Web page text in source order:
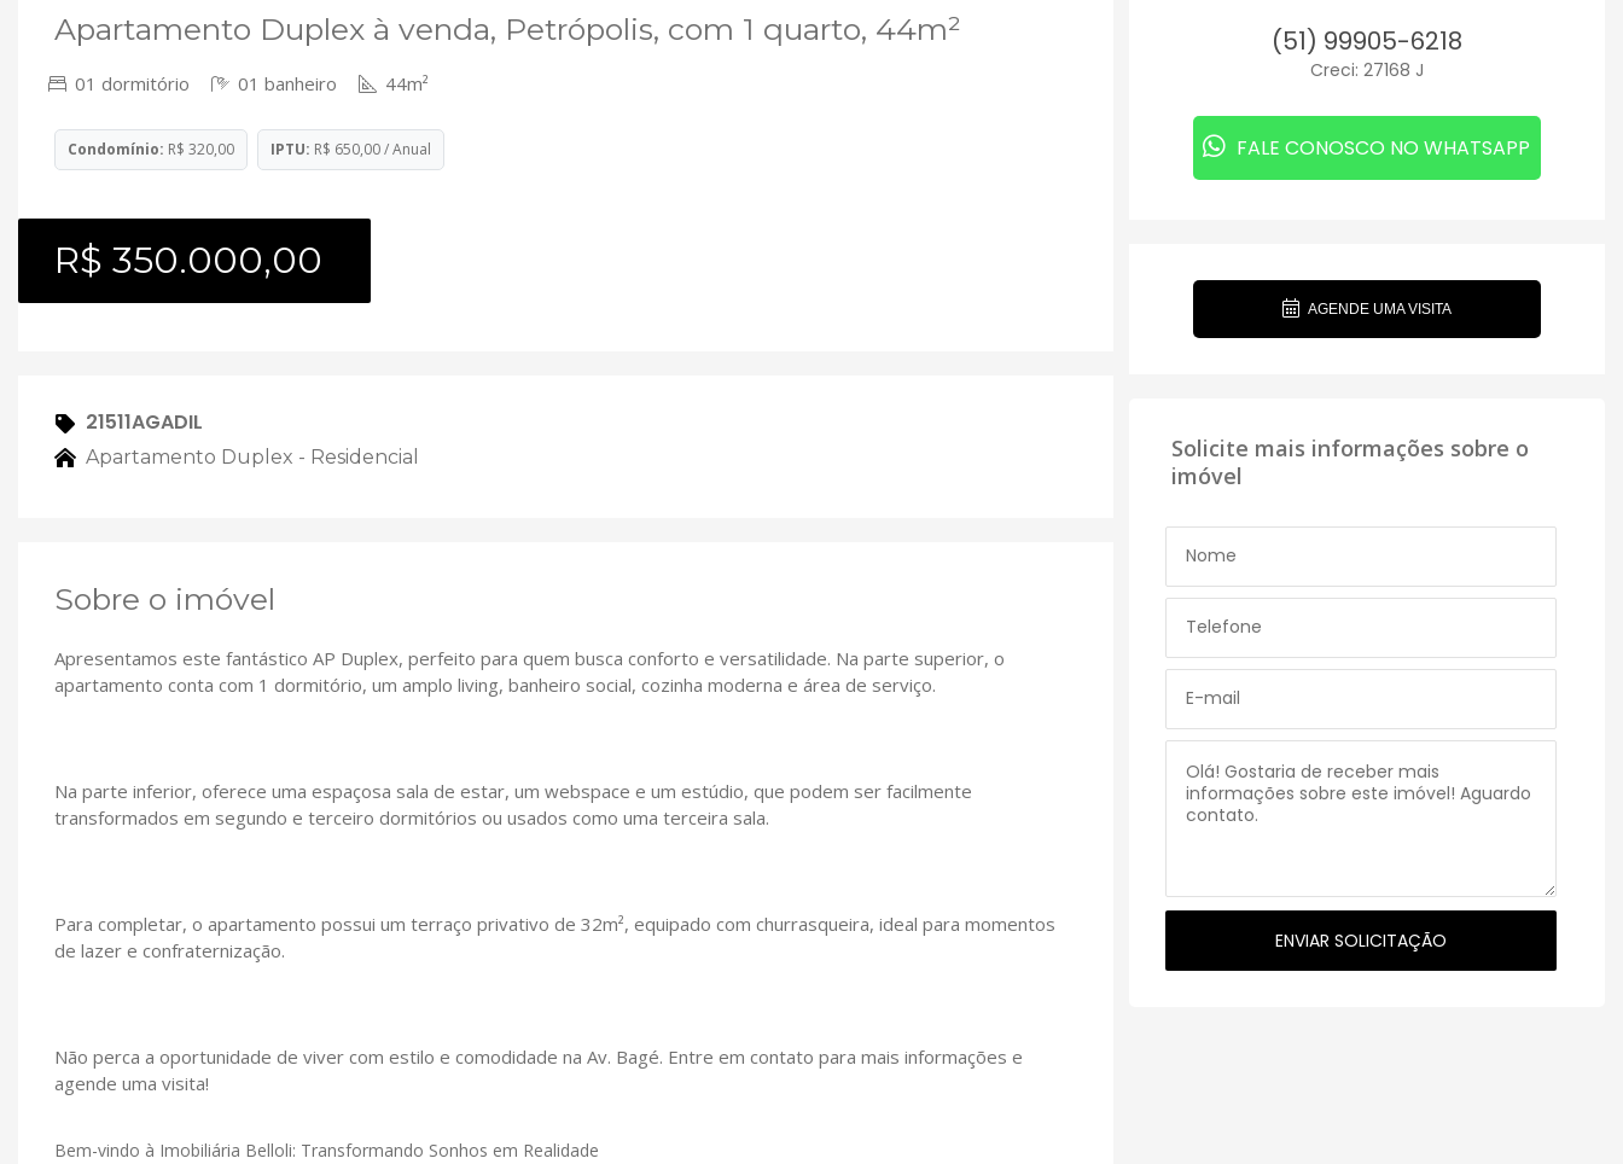
Apartamento Duplex à venda, Petrópolis, com 1 quarto, 44m²
01 dormitório 01 banheiro 44m²
Condomínio: R$ 320,00 IPTU: R$ 650,00 / Anual
R$ 350.000,00
21511AGADIL
Apartamento Duplex - Residencial
Sobre o imóvel
Apresentamos este fantástico AP Duplex, perfeito para quem busca conforto e versatilidade. Na parte superior, o
apartamento conta com 1 dormitório, um amplo living, banheiro social, cozinha moderna e área de serviço.
Na parte inferior, oferece uma espaçosa sala de estar, um webspace e um estúdio, que podem ser facilmente
transformados em segundo e terceiro dormitórios ou usados como uma terceira sala.
Para completar, o apartamento possui um terraço privativo de 32m², equipado com churrasqueira, ideal para momentos
de lazer e confraternização.
Não perca a oportunidade de viver com estilo e comodidade na Av. Bagé. Entre em contato para mais informações e
agende uma visita!
Bem-vindo à Imobiliária Belloli: Transformando Sonhos em Realidade
(51) 99905-6218
Creci: 27168 J
FALE CONOSCO NO WHATSAPP
AGENDE UMA VISITA
Solicite mais informações sobre o
imóvel